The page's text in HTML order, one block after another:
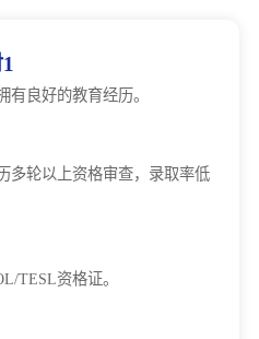
有良好的教育经历。
多轮以上资格审查，录取率低
TESL资格证。